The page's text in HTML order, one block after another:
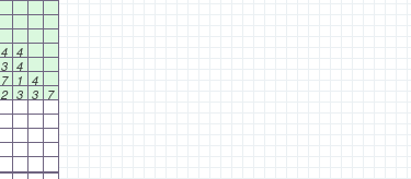
4 4
3 4
7 1 4
2 3 3 7